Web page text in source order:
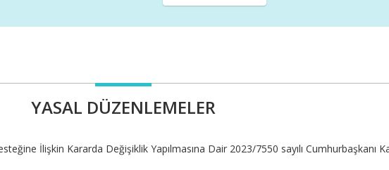
YASAL DÜZENLEMELER
İlişkin Kararda Değişiklik Yapılmasına Dair 2023/7550 sayılı Cumhurbaşkanı